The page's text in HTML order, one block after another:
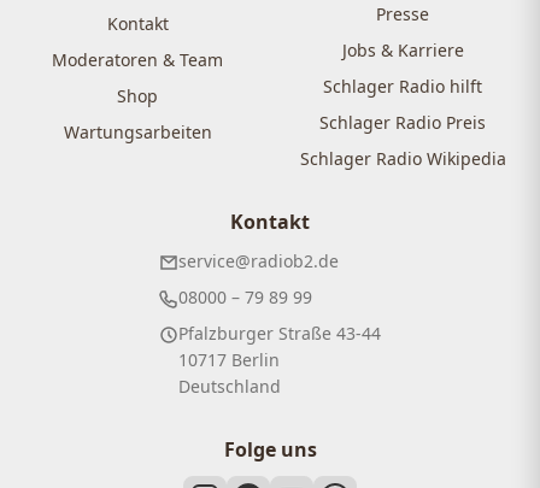
Kontakt
Moderatoren & Team
Shop
Wartungsarbeiten
Presse
Jobs & Karriere
Schlager Radio hilft
Schlager Radio Preis
Schlager Radio Wikipedia
Kontakt
service@radiob2.de
08000 – 79 89 99
Pfalzburger Straße 43-44
10717 Berlin
Deutschland
Folge uns